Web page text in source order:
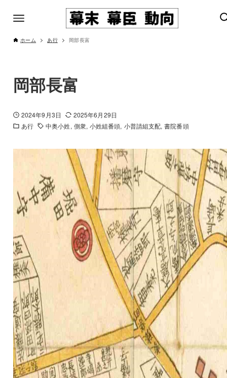
ホーム あ行 岡部長富
岡部長富
2024年9月3日
2025年6月29日
あ行
中奥小姓 側衆 小姓組番頭 小普請組支配 書院番頭